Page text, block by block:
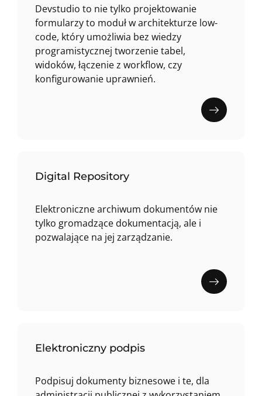
Devstudio to nie tylko projektowanie
formularzy to moduł w architekturze low-
code, który umożliwia bez wiedzy
programistycznej tworzenie tabel,
widoków, łączenie z workflow, czy
konfigurowanie uprawnień.
Digital Repository
Elektroniczne archiwum dokumentów nie
tylko gromadzące dokumentacją, ale i
pozwalające na jej zarządzanie.
Elektroniczny podpis
Podpisuj dokumenty biznesowe i te, dla